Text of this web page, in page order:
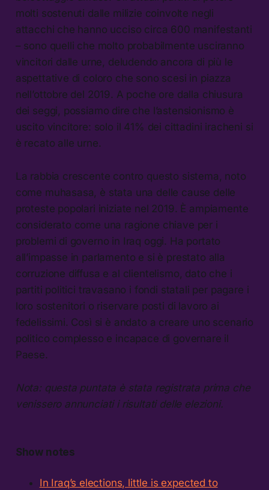
molti sostenuti dalle milizie coinvolte negli
attacchi che hanno ucciso circa 600 manifestanti
– sono quelli che molto probabilmente usciranno
vincitori dalle urne, deludendo ancora di più le
aspettative di coloro che sono scesi in piazza
nell’ottobre del 2019. A poche ore dalla chiusura
dei seggi, possiamo dire che l’astensionismo è
uscito vincitore: solo il 41% dei cittadini iracheni si
è recato alle urne.
La rabbia crescente contro questo sistema, noto
come muhasasa, è stata una delle cause delle
proteste popolari iniziate nel 2019. È ampiamente
considerato come una ragione chiave per i
problemi di governo in Iraq oggi. Ha portato
all’impasse in parlamento e si è prestato alla
corruzione diffusa e al clientelismo, dato che i
partiti politici travasano i fondi statali per pagare i
loro sostenitori o riservare posti di lavoro ai
fedelissimi. Così si è andato a creare uno scenario
politico complesso e incapace di governare il
Paese.
Nota: questa puntata è stata registrata prima che
venissero annunciati i risultati delle elezioni.
Show notes
In Iraq’s elections, little is expected to